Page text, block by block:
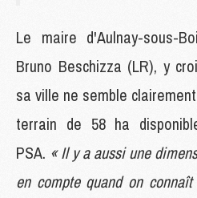
Le maire d'Aulnay-sous-
Bruno Beschizza (LR), y
sa ville ne semble
terrain de 58 ha
PSA. « Il y a aussi une
en compte quand on